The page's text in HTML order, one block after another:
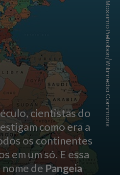
cientistas do
como era a
os continentes
em um só. E essa
de Pangeia
Massimo Pietrobon/Wikimedia Commons